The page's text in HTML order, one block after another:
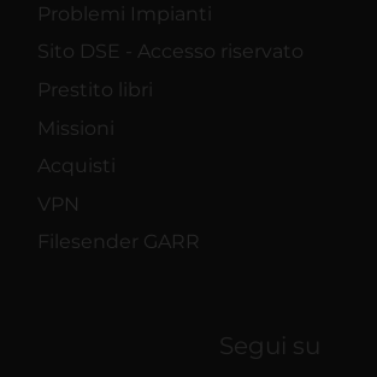
Problemi Impianti
Sito DSE - Accesso riservato
Prestito libri
Missioni
Acquisti
VPN
Filesender GARR
Segui su